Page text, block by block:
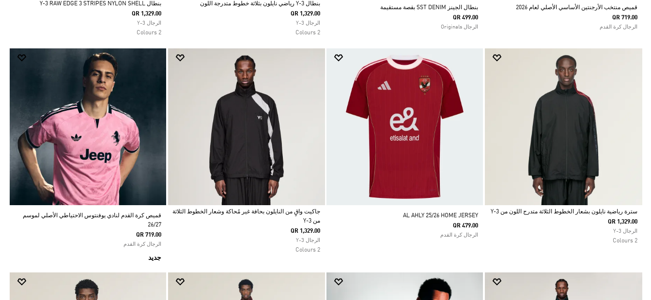
قميص منتخب الأرجنتين الأساسي الأصلي لعام 2026
QR 719.00
الرجال كرة القدم
بنطال الجينز SST DENIM بقصة مستقيمة
QR 499.00
الرجال Originals
Selected
بنطال Y-3 رياضي نايلون بثلاثة خطوط متدرجة اللون
QR 1,329.00
الرجال Y-3
2 Colours
Selected
بنطال Y-3 RAW EDGE 3 STRIPES NYLON SHELL
QR 1,329.00
الرجال Y-3
2 Colours
Selected
سترة رياضية نايلون بشعار الخطوط الثلاثة متدرج اللون من Y-3
QR 1,329.00
الرجال Y-3
2 Colours
AL AHLY 25/26 HOME JERSEY
QR 479.00
الرجال كرة القدم
Selected
جاكيت واقٍ من النايلون بحافة غير مُحاكة وشعار الخطوط الثلاثة
من Y-3
QR 1,329.00
الرجال Y-3
2 Colours
قميص كرة القدم لنادي يوفنتوس الاحتياطي الأصلي لموسم
26/27
QR 719.00
الرجال كرة القدم
جديد